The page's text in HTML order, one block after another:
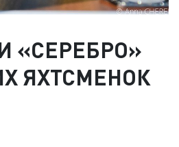
«СЕРЕБРО»
ЯХТСМЕНОК